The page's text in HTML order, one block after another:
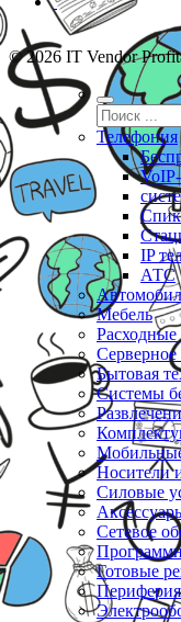
© 2026 IT Vendor
Телефония
IP
АТС
Мебель
Серверное
Бытовая
Системы
Носители
Силовые
Сетевое
Готовые
Периферия